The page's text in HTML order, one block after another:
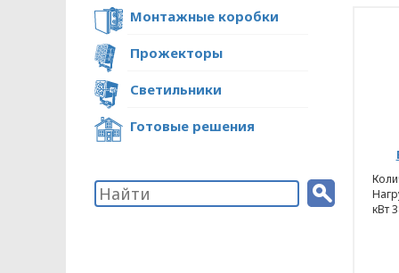
Монтажные коробки
Прожекторы
Светильники
Готовые решения
кВт